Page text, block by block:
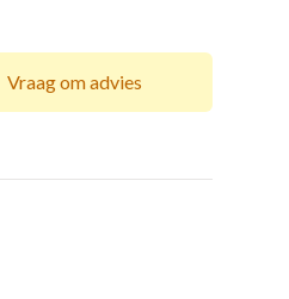
Vraag om advies